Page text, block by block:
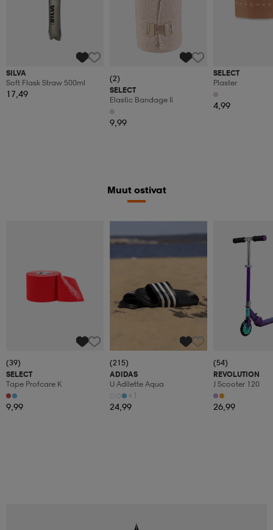
SILVA
Soft Flask Straw 500ml
17,49
(2)
SELECT
Elastic Bandage Ii
9,99
SELECT
Plaster
4,99
Muut ostivat
(39)
SELECT
Tape Profcare K
9,99
(215)
ADIDAS
U Adilette Aqua
+1
24,99
(54)
REVOLUTION
J Scooter 120
26,99